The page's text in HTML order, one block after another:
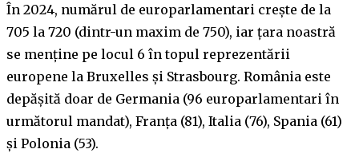
În 2024, numărul de europarlamentari crește de la
705 la 720 (dintr-un maxim de 750), iar țara noastră
se menține pe locul 6 în topul reprezentării
europene la Bruxelles și Strasbourg. România este
depășită doar de Germania (96 europarlamentari în
următorul mandat), Franța (81), Italia (76), Spania (61)
și Polonia (53).